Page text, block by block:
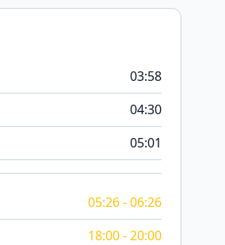
03:58
04:30
05:01
05:26 - 06:26
18:00 - 20:00